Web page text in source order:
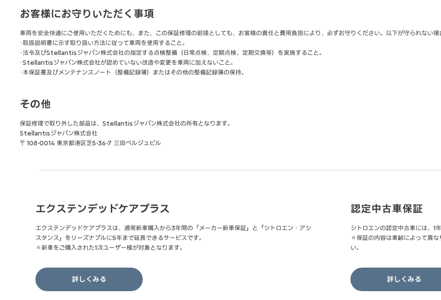
お客様にお守りいただく事項
車両を安全快適にご使用いただくためにも、また、この保証修理の前提としても、お客様の責任と費用負担により、必ずお守りください。以下が守られない場
･取扱説明書に示す取り扱い方法に従って車両を使用すること。
･法令及びStellantisジャパン株式会社の指定する点検整備（日常点検、定期点検、定期交換等）を実施すること。
･Stellantisジャパン株式会社が認めていない改造や変更を車両に加えないこと。
･本保証書及びメンテナンスノート（整備記録簿）またはその他の整備記録簿の保持。
その他
保証修理で取り外した部品は、Stellantisジャパン株式会社の所有となります。
Stellantisジャパン株式会社
〒108-0014 東京都港区芝5-36-7 三田ベルジュビル
エクステンデッドケアプラス
エクステンデッドケアプラスは、通常新車購入から3年間の「メーカー新車保証」と「シトロエン・アシ
スタンス」をリーズナブルに5年まで延長できるサービスです。
※新車をご購入された1次ユーザー様が対象となります。
詳しくみる
認定中古車保証
シトロエンの認定中古車には、1
※保証の内容は車齢によって異
い。
詳しくみる